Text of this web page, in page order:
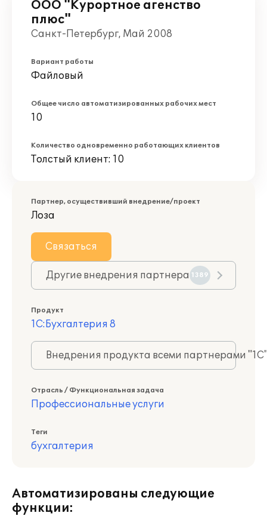
ООО "Курортное агенство
плюс"
Санкт-Петербург, Май 2008
Вариант работы
Файловый
Общее число автоматизированных рабочих мест
10
Количество одновременно работающих клиентов
Толстый клиент: 10
Партнер, осуществивший внедрение/проект
Лоза
Связаться
Другие внедрения партнера 1389
Продукт
1С:Бухгалтерия 8
Внедрения продукта всеми партнерами
Отрасль / Функциональная задача
Профессиональные услуги
Теги
бухгалтерия
Автоматизированы следующие
функции: